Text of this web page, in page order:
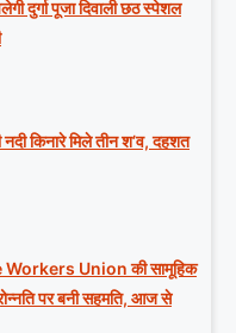
दुर्गा पूजा दिवाली छठ स्पेशल
किनारे मिले तीन श’व, दहशत
Union की सामूहिक
पर बनी सहमति, आज से